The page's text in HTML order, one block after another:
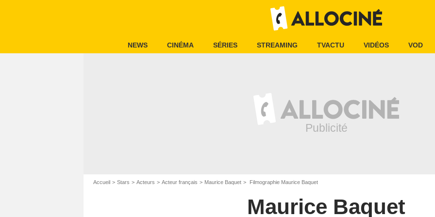
NEWS CINÉMA SÉRIES STREAMING TVACTU VIDÉOS VOD
Accueil Stars Acteurs Acteur français Maurice Baquet Filmographie Maurice Baquet
Maurice Baquet